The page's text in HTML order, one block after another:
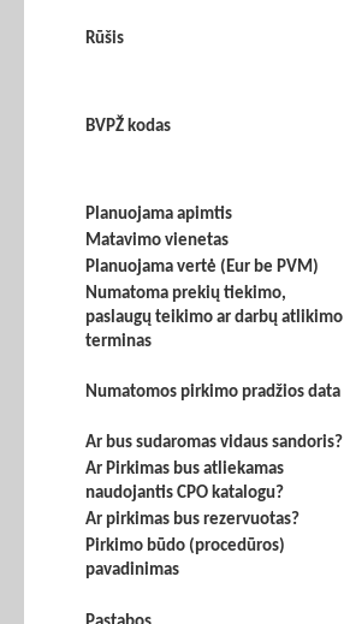
Rūšis
BVPŽ kodas
Planuojama apimtis
Matavimo vienetas
Planuojama vertė (Eur be PVM)
Numatoma prekių tiekimo,
paslaugų teikimo ar darbų atlikimo
terminas
Numatomos pirkimo pradžios data
Ar bus sudaromas vidaus sandoris?
Ar Pirkimas bus atliekamas
naudojantis CPO katalogu?
Ar pirkimas bus rezervuotas?
Pirkimo būdo (procedūros)
pavadinimas